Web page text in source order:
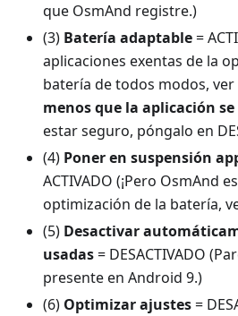
que OsmAnd registre.)
(3) Batería adaptable=
aplicaciones exentas de la
batería de todos modos, ver
menos que la aplicación
estar seguro, póngalo en
(4) Poner en suspensión
ACTIVADO (¡Pero OsmAnd
optimización de la batería,
(5) Desactivar
usadas= DESACTIVADO
presente en Android 9.)
(6) Optimizar ajustes=